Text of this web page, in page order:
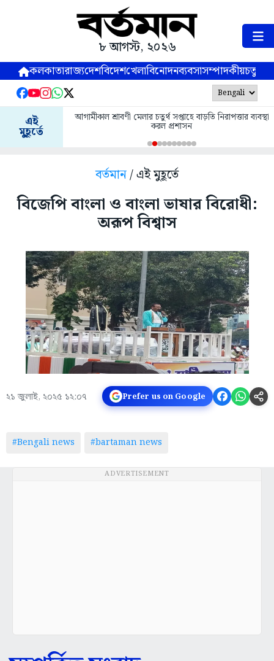
৮ আগস্ট, ২০২৬
কলকাতারাজ্যদেশবিদেশখেলাবিনোদনব্যবসাসম্পাদকীয়
এই
মুহূর্তে
আগামীকাল শ্রাবণী মেলার চতুর্থ সপ্তাহে বাড়তি নিরাপত্তার ব্যবস্থা
করল প্রশাসন
বর্তমান/ এই মুহূর্তে
বিজেপি বাংলা ও বাংলা ভাষার বিরোধী:
অরূপ বিশ্বাস
২১ জুলাই, ২০২৫ ১২:০৭ Prefer us on Google
#Bengali news #bartaman news
ADVERTISEMENT